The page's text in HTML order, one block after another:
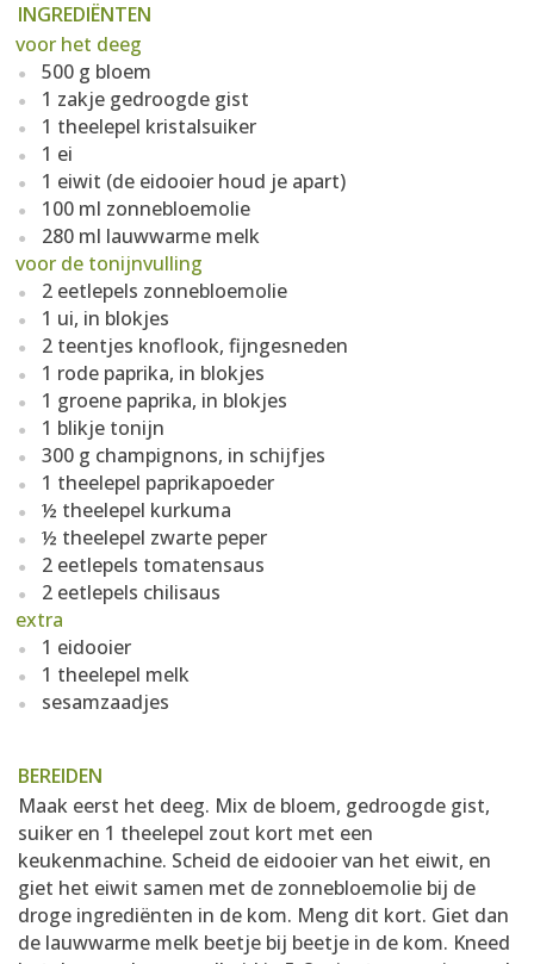
INGREDIËNTEN
voor het deeg
500 g bloem
1 zakje gedroogde gist
1 theelepel kristalsuiker
1 ei
1 eiwit (de eidooier houd je apart)
100 ml zonnebloemolie
280 ml lauwwarme melk
voor de tonijnvulling
2 eetlepels zonnebloemolie
1 ui, in blokjes
2 teentjes knoflook, fijngesneden
1 rode paprika, in blokjes
1 groene paprika, in blokjes
1 blikje tonijn
300 g champignons, in schijfjes
1 theelepel paprikapoeder
½ theelepel kurkuma
½ theelepel zwarte peper
2 eetlepels tomatensaus
2 eetlepels chilisaus
extra
1 eidooier
1 theelepel melk
sesamzaadjes
BEREIDEN
Maak eerst het deeg. Mix de bloem, gedroogde gist,
suiker en 1 theelepel zout kort met een
keukenmachine. Scheid de eidooier van het eiwit, en
giet het eiwit samen met de zonnebloemolie bij de
droge ingrediënten in de kom. Meng dit kort. Giet dan
de lauwwarme melk beetje bij beetje in de kom. Kneed